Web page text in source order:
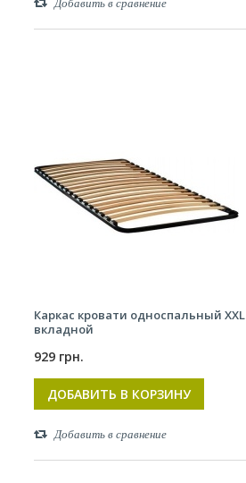
Добавить в сравнение
Каркас кровати односпальный XXL
вкладной
929 грн.
ДОБАВИТЬ В КОРЗИНУ
Добавить в сравнение